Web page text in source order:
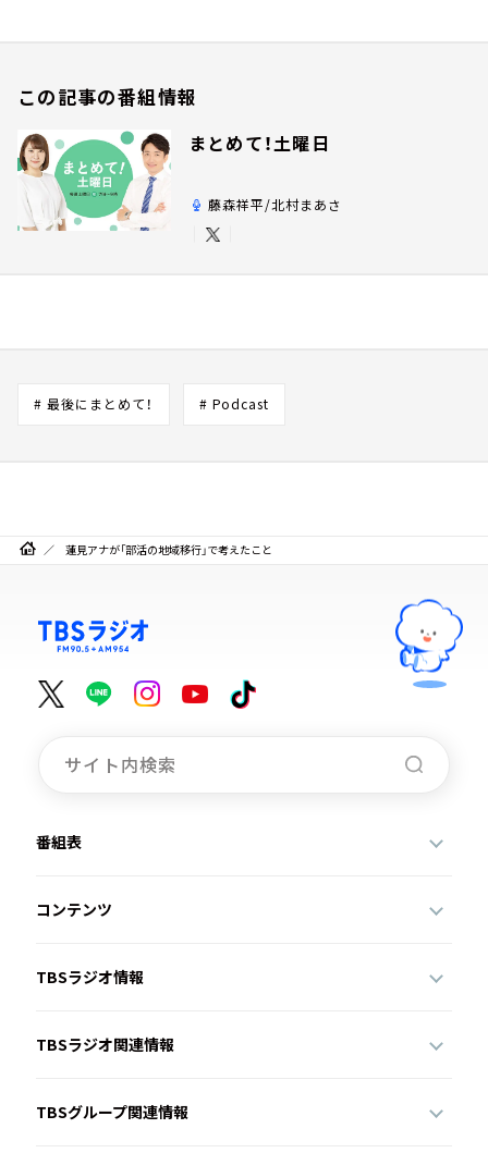
この記事の番組情報
まとめて！土曜日
藤森祥平/北村まあさ
# 最後にまとめて！ # Podcast
蓮見アナが「部活の地域移行」で考えたこと
番組表
コンテンツ
TBSラジオ情報
TBSラジオ関連情報
TBSグループ関連情報